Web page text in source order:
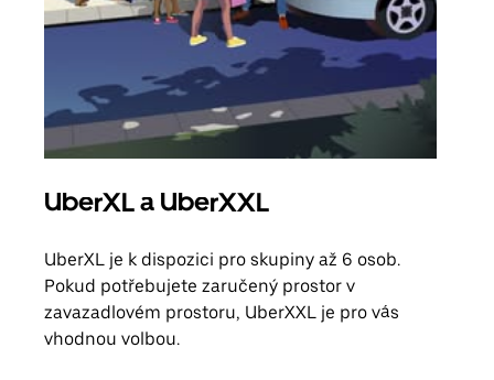
UberXL a UberXXL
UberXL je k dispozici pro skupiny až 6 osob.
Pokud potřebujete zaručený prostor v
zavazadlovém prostoru, UberXXL je pro vás
vhodnou volbou.